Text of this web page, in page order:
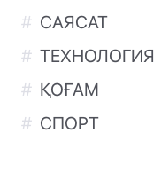
САЯСАТ
ТЕХНОЛОГИЯ
ҚОҒАМ
СПОРТ